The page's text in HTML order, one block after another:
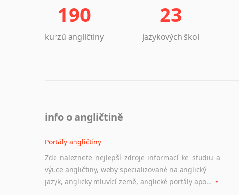
190
kurzů angličtiny
23
jazykových škol
info o angličtině
Portály angličtiny
Zde naleznete nejlepší zdroje informací ke studiu a
výuce angličtiny, weby specializované na anglický
jazyk, anglicky mluvící země, anglické portály apod. Rubrika obsahuje zejména komplexní a maximálně kvalitní stránky využitelné ke studiu angličtiny.